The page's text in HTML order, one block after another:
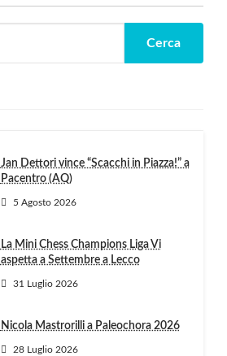
Jan Dettori vince “Scacchi in Piazza!” a
Pacentro (AQ)
5 Agosto 2026
La Mini Chess Champions Liga Vi
aspetta a Settembre a Lecco
31 Luglio 2026
Nicola Mastrorilli a Paleochora 2026
28 Luglio 2026